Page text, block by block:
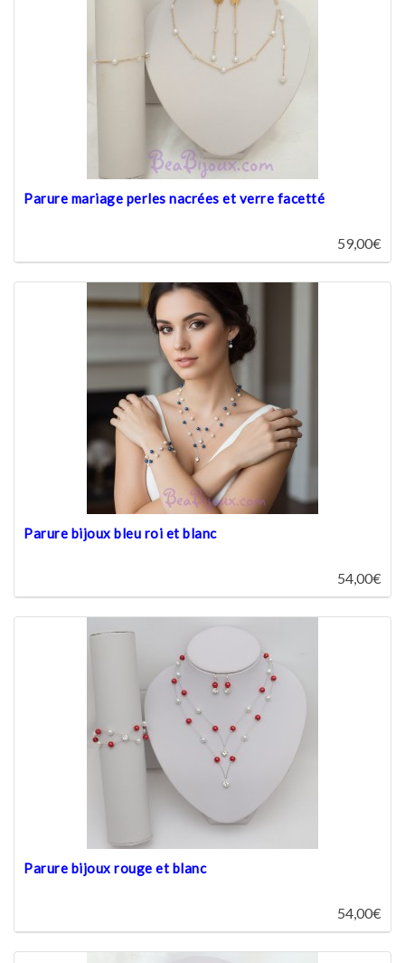
Parure mariage perles nacrées et verre facetté
59,00€
Parure bijoux bleu roi et blanc
54,00€
Parure bijoux rouge et blanc
54,00€